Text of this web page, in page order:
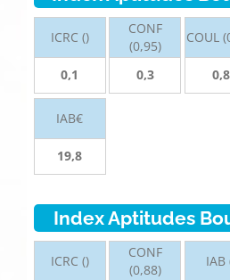
ICRC ()
0,1
CONF
(0,95)
0,3
COUL
0,8
IAB€
19,8
Index Aptitudes
ICRC ()
CONF
(0,88)
IAB